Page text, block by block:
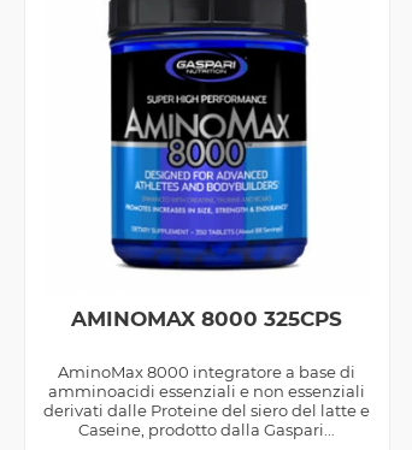
AMINOMAX 8000 325CPS
AminoMax 8000 integratore a base di
amminoacidi essenziali e non essenziali
derivati dalle Proteine del siero del latte e
Caseine, prodotto dalla Gaspari...